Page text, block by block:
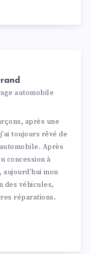
automobile
après une
toujours rêvé de
Après
concession à
aujourd'hui mon
des véhicules,
réparations.